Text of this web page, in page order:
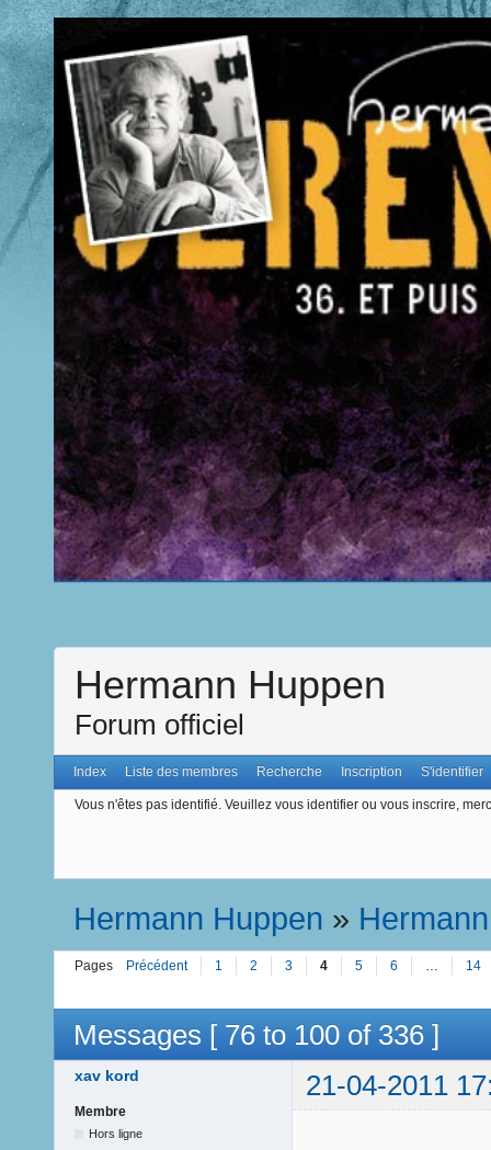
Hermann Huppen
Forum officiel
Index Liste des membres Recherche Inscription S'identifier
Vous n'êtes pas identifié. Veuillez vous identifier ou vous inscrire,
Hermann Huppen » Hermann
Pages Précédent 1 2 3 4 5 6 14
Messages [ 76 to 100 of 336 ]
xav kord 21-04-2011
Membre
Hors ligne